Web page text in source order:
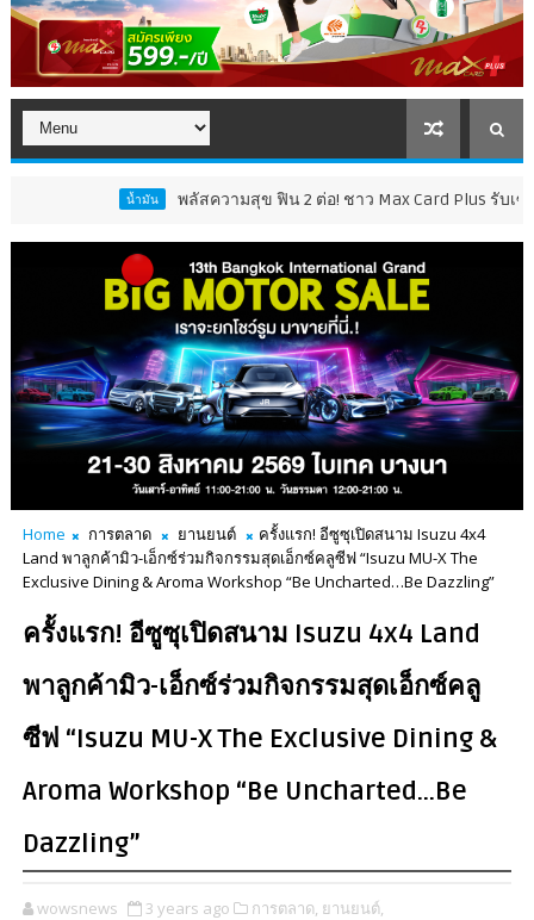
พลัสความสุข ฟิน 2 ต่อ! ชาว Max Card Plus รับเซอร์ไพรส์คุ้ม
Home การตลาด ยานยนต์
ครั้งแรก! อีซูซุเปิดสนาม Isuzu 4x4
Land พาลูกค้ามิว-เอ็กซ์ร่วมกิจกรรมสุดเอ็กซ์คลูซีฟ “Isuzu MU-X The
Exclusive Dining & Aroma Workshop “Be Uncharted…Be Dazzling”
ครั้งแรก! อีซูซุเปิดสนาม Isuzu 4x4 Land
พาลูกค้ามิว-เอ็กซ์ร่วมกิจกรรมสุดเอ็กซ์คลู
ซีฟ “Isuzu MU-X The Exclusive Dining &
Aroma Workshop “Be Uncharted…Be
Dazzling”
wowsnews 3 years ago การตลาด, ยานยนต์,